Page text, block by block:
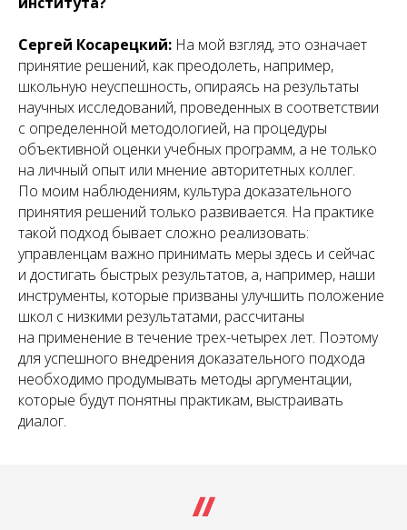
Сергей Косарецкий: На мой взгляд, это означает
принятие решений, как преодолеть, например,
школьную неуспешность, опираясь на результаты
научных исследований, проведенных в соответствии
с определенной методологией, на процедуры
объективной оценки учебных программ, а не только
на личный опыт или мнение авторитетных коллег.
По моим наблюдениям, культура доказательного
принятия решений только развивается. На практике
такой подход бывает сложно реализовать:
управленцам важно принимать меры здесь и сейчас
и достигать быстрых результатов, а, например, наши
инструменты, которые призваны улучшить положение
школ с низкими результатами, рассчитаны
на применение в течение трех-четырех лет. Поэтому
для успешного внедрения доказательного подхода
необходимо продумывать методы аргументации,
которые будут понятны практикам, выстраивать
диалог.